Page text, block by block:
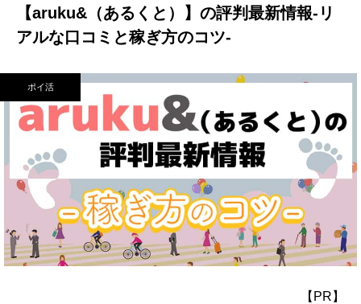
【aruku&（あるくと）】の評判最新情報-リ
アルな口コミと稼ぎ方のコツ-
ポイ活
【PR】